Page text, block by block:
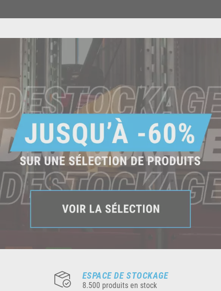
ESPACE DE STOCKAGE
8.500 produits en stock